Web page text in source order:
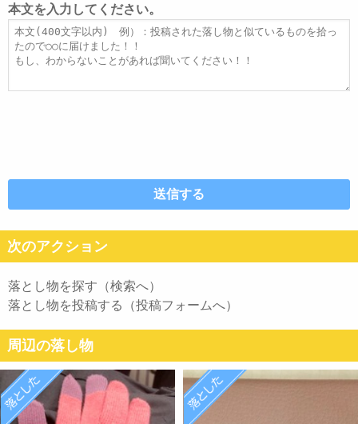
レ
ス
ト
ル
本文を入力してください。
本
文
次のアクション
落とし物を探す（検索へ）
落とし物を投稿する（投稿フォームへ）
周辺の落し物